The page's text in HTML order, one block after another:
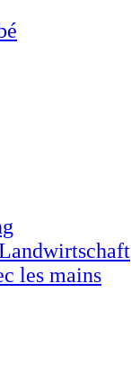
les mains